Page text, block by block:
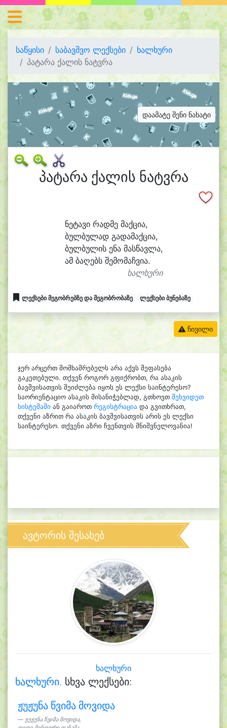
საწყისი საბავშვო ლექსები
ხალხური
პატარა ქალის ნატვრა
დაამატე შენი ნახატი
პატარა ქალის ნატვრა
ნეტავი რადმე მაქცია,
ბულბულად გადამაქცია,
ბულბულის ენა მასწავლა,
ამ ბაღებს შემომაჩვია.
ხალხური
ლექსები მეგობრებზე და მეგობრობაზე ლექსები ბუნებაზე
ჩივილი
ჯერ არცერთ მომხამრებელს არა აქვს შეფასება
გაკეთებული. თქვენ როგორ გფიქრობთ, რა ასაკის
ბავშვისათვის შეიძლება იყოს ეს ლექსი საინტერესო?
საორიენტაციო ასაკის მისანიჭებლად, გთხოვთ შეხვიდეთ
სისტემაში ან გაიაროთ რეგისტრაცია და გვითხრათ,
თქვენი აზრით რა ასაკის ბავშვისათვის არის ეს ლექსი
საინტერესო. თქვენი აზრი ჩვენთვის მნიშვნელოვანია!
ავტორის შესახებ
ხალხური
ხალხური. სხვა ლექსები:
ჟუჟუნა წვიმა მოვიდა
ჟუჟუნა წვიმა მოვიდა,